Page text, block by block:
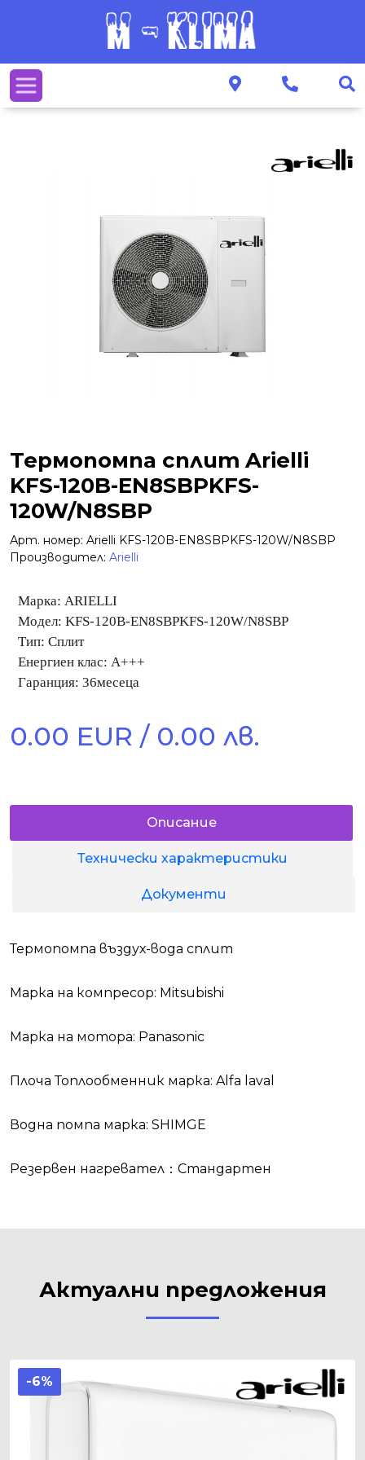
Термопомпа сплит Arielli
KFS-120B-EN8SBPKFS-
120W/N8SBP
Арт. номер: Arielli KFS-120B-EN8SBPKFS-120W/N8SBP
Производител: Arielli
Марка: ARIELLI
Модел: KFS-120B-EN8SBPKFS-120W/N8SBP
Тип: Сплит
Енергиен клас: A+++
Гаранция: 36месецa
0.00 EUR / 0.00 лв.
Описание
Технически характеристики
Документи
Термопомпа въздух-вода сплит
Марка на компресор: Mitsubishi
Марка на мотора: Panasonic
Плоча Топлообменник марка: Alfa laval
Водна помпа марка: SHIMGE
Резервен нагревател：Стандартен
Актуални предложения
-6%